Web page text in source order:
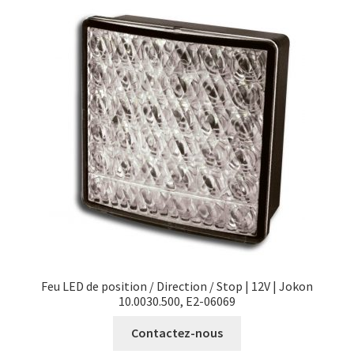
Feu LED de position / Direction / Stop | 12V | Jokon
10.0030.500, E2-06069
Contactez-nous